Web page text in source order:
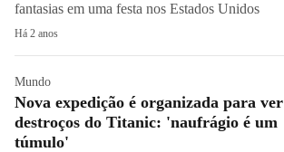
fantasias em uma festa nos Estados Unidos
Há 2 anos
Mundo
Nova expedição é organizada para ver
destroços do Titanic: 'naufrágio é um
túmulo'